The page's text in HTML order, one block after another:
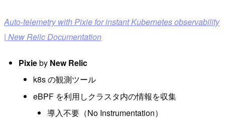
Auto-telemetry with Pixie for instant Kubernetes observability
| New Relic Documentation
Pixieby New Relic
k8s の観測ツール
eBPF を利用しクラスタ内の情報を収集
導入不要（No Instrumentation）